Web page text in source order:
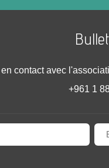
en contact avec
+961 1